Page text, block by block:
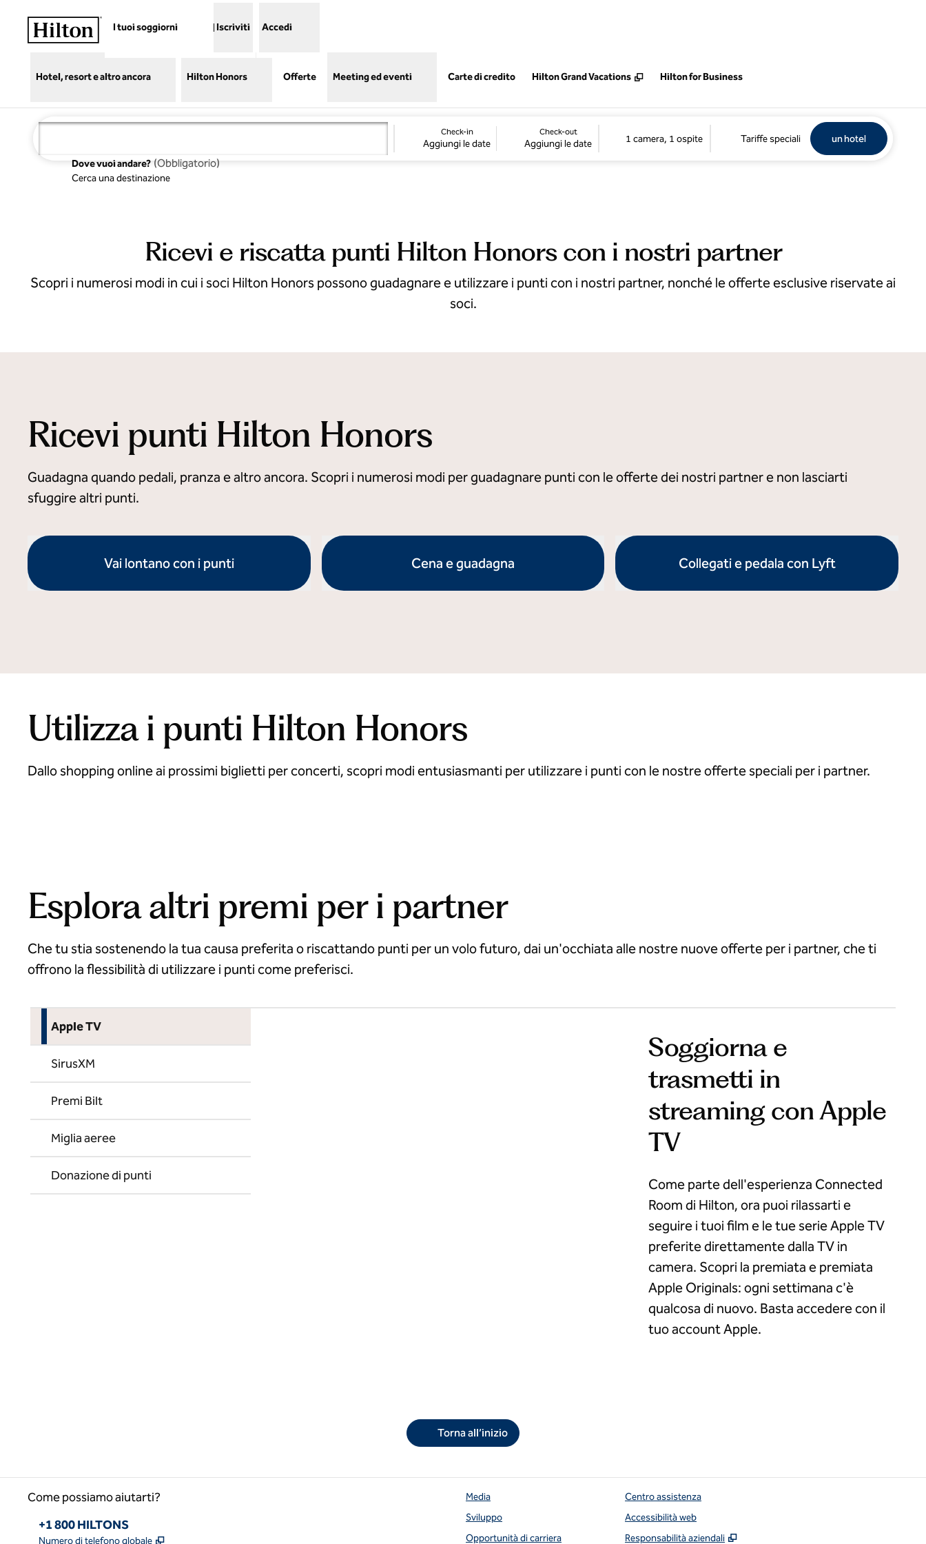
I tuoi soggiorni Iscriviti Accedi
Hotel, resort e altro ancora Hilton Honors Offerte Meeting ed eventi Carte di credito Hilton Grand Vacations
Hilton for Business
Dove vuoi andare? (Obbligatorio)
Cerca una destinazione
Check-in
Aggiungi le date
Check-out
Aggiungi le date 1 camera, 1 ospite Tariffe speciali Trova un hotel
un hotel
Ricevi e riscatta punti Hilton Honors con i nostri partner
Scopri i numerosi modi in cui i soci Hilton Honors possono guadagnare e utilizzare i punti con i nostri partner, nonché le offerte esclusive riservate ai
soci.
Ricevi punti Hilton Honors
Guadagna quando pedali, pranza e altro ancora. Scopri i numerosi modi per guadagnare punti con le offerte dei nostri partner e non lasciarti
sfuggire altri punti.
Vai lontano con i punti Cena e guadagna Collegati e pedala con Lyft
Utilizza i punti Hilton Honors
Dallo shopping online ai prossimi biglietti per concerti, scopri modi entusiasmanti per utilizzare i punti con le nostre offerte speciali per i partner.
Esperienze indimenticabili Acquista su Amazon Usa Lyft per i passaggi Noleggia un'auto
Esplora altri premi per i partner
Che tu stia sostenendo la tua causa preferita o riscattando punti per un volo futuro, dai un'occhiata alle nostre nuove offerte per i partner, che ti
offrono la flessibilità di utilizzare i punti come preferisci.
Apple TV
SirusXM
Premi Bilt
Miglia aeree
Donazione di punti
Soggiorna e
trasmetti in
streaming con Apple
TV
Come parte dell'esperienza Connected
Room di Hilton, ora puoi rilassarti e
seguire i tuoi film e le tue serie Apple TV
preferite direttamente dalla TV in
camera. Scopri la premiata e premiata
Apple Originals: ogni settimana c'è
qualcosa di nuovo. Basta accedere con il
tuo account Apple.
Torna all’inizio
Come possiamo aiutarti?
Telefono:
+1 800 HILTONS
Numero di telefono globale ,
Media
Sviluppo
Opportunità di carriera
Centro assistenza
Accessibilità web
Responsabilità aziendali
,